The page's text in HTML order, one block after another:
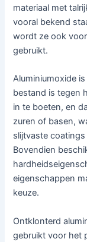
materiaal met
vooral bekend
wordt ze ook
gebruikt.
Aluminiumoxide
bestand is tegen
in te boeten, en
zuren of basen,
slijtvaste
Bovendien
eigenschappen
keuze.
Ontklonterd
gebruikt voor het